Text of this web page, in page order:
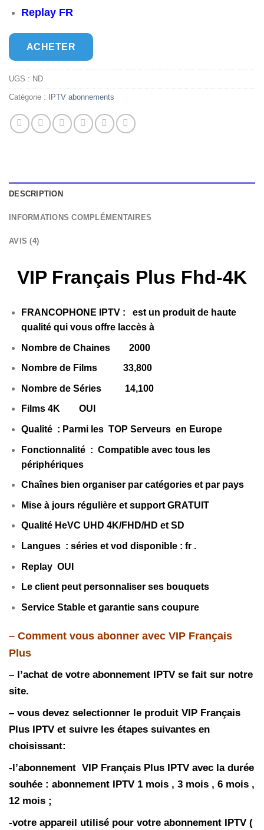
Replay FR
ACHETER
UGS : ND
Catégorie : IPTV abonnements
DESCRIPTION
INFORMATIONS COMPLÉMENTAIRES
AVIS (4)
VIP Français Plus Fhd-4K
FRANCOPHONE IPTV : est un produit de haute
qualité qui vous offre laccès à
Nombre de Chaines 2000
Nombre de Films 33,800
Nombre de Séries 14,100
Films 4K OUI
Qualité : Parmi les TOP Serveurs en Europe
Fonctionnalité : Compatible avec tous les
périphériques
Chaînes bien organiser par catégories et par pays
Mise à jours régulière et support GRATUIT
Qualité HeVC UHD 4K/FHD/HD et SD
Langues : séries et vod disponible : fr .
Replay OUI
Le client peut personnaliser ses bouquets
Service Stable et garantie sans coupure
– Comment vous abonner avec VIP Français
Plus
– l’achat de votre abonnement IPTV se fait sur notre
site.
– vous devez selectionner le produit VIP Français
Plus IPTV et suivre les étapes suivantes en
choisissant:
-l’abonnement VIP Français Plus IPTV avec la durée
souhée : abonnement IPTV 1 mois , 3 mois , 6 mois ,
12 mois ;
-votre appareil utilisé pour votre abonnement IPTV (